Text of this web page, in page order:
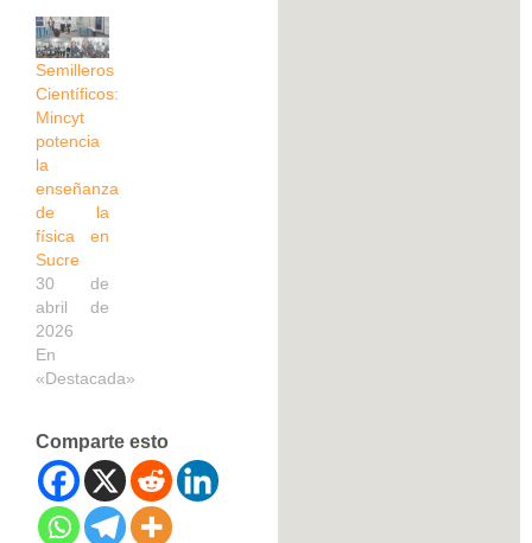
Semilleros
Científicos:
Mincyt
potencia
la
enseñanza
de la
física en
Sucre
30 de
abril de
2026
En
«Destacada»
Comparte esto